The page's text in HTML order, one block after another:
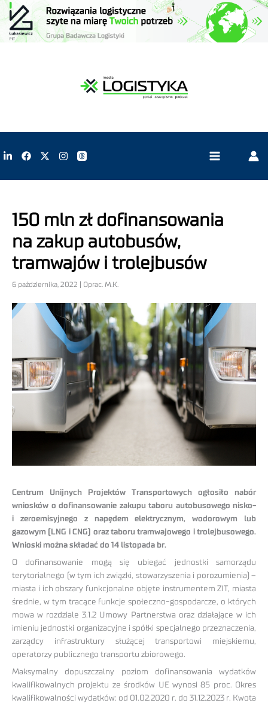
150 mln zł dofinansowania
na zakup autobusów,
tramwajów i trolejbusów
6 października, 2022 | Oprac. M.K.
Centrum Unijnych Projektów Transportowych ogłosiło nabór
wniosków o dofinansowanie zakupu taboru autobusowego nisko-
i zeroemisyjnego z napędem elektrycznym, wodorowym lub
gazowym (LNG i CNG) oraz taboru tramwajowego i trolejbusowego.
Wnioski można składać do 14 listopada br.
O dofinansowanie mogą się ubiegać jednostki samorządu
terytorialnego (w tym ich związki, stowarzyszenia i porozumienia) –
miasta i ich obszary funkcjonalne objęte instrumentem ZIT, miasta
średnie, w tym tracące funkcje społeczno-gospodarcze, o których
mowa w rozdziale 3.1.2 Umowy Partnerstwa oraz działające w ich
imieniu jednostki organizacyjne i spółki specjalnego przeznaczenia,
zarządcy infrastruktury służącej transportowi miejskiemu,
operatorzy publicznego transportu zbiorowego.
Maksymalny dopuszczalny poziom dofinansowania wydatków
kwalifikowalnych projektu ze środków UE wynosi 85 proc. Okres
kwalifikowalności wydatków: od 01.02.2020 r. do 31.12.2023 r. Kwota